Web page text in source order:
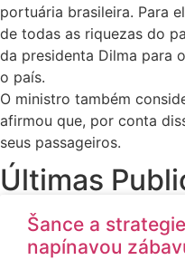
portuária brasileira. Para
de todas as riquezas do
da presidenta Dilma para
o país.
O ministro também
afirmou que, por conta
seus passageiros.
Últimas
Šance a
napínavou